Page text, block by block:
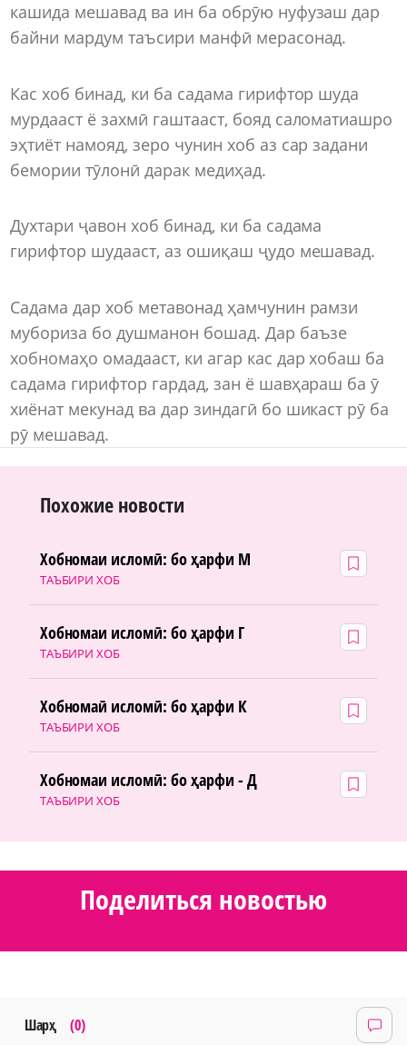
кашида мешавад ва ин ба обрӯю нуфузаш дар
байни мардум таъсири манфӣ мерасонад.
Кас хоб бинад, ки ба садама гирифтор шуда
мурдааст ё захмӣ гаштааст, бояд саломатиашро
эҳтиёт намояд, зеро чунин хоб аз сар задани
бемории тӯлонӣ дарак медиҳад.
Духтари ҷавон хоб бинад, ки ба садама
гирифтор шудааст, аз ошиқаш ҷудо мешавад.
Садама дар хоб метавонад ҳамчунин рамзи
мубориза бо душманон бошад. Дар баъзе
хобномаҳо омадааст, ки агар кас дар хобаш ба
садама гирифтор гардад, зан ё шавҳараш ба ӯ
хиёнат мекунад ва дар зиндагӣ бо шикаст рӯ ба
рӯ мешавад.
Похожие новости
ТАЪБИРИ ХОБ
Хобномаи исломӣ: бо ҳарфи М
ТАЪБИРИ ХОБ
Хобномаи исломӣ: бо ҳарфи Г
ТАЪБИРИ ХОБ
Хобномаӣ исломӣ: бо ҳарфи К
ТАЪБИРИ ХОБ
Хобномаи исломӣ: бо ҳарфи - Д
Поделиться новостью
Шарҳ (0)